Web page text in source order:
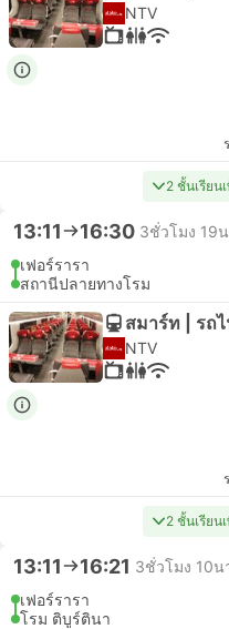
NTV
2 ชั้นเรียน
13:11 16:30 3ชั่วโมง 19
เฟอร์รารา
สถานีปลายทางโรม
สมาร์ท | รถ
NTV
2 ชั้นเรียน
13:11 16:21 3ชั่วโมง 10น
เฟอร์รารา
โรม ติบูร์ตินา